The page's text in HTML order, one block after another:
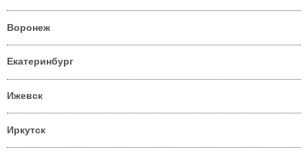
Воронеж
Екатеринбург
Ижевск
Иркутск